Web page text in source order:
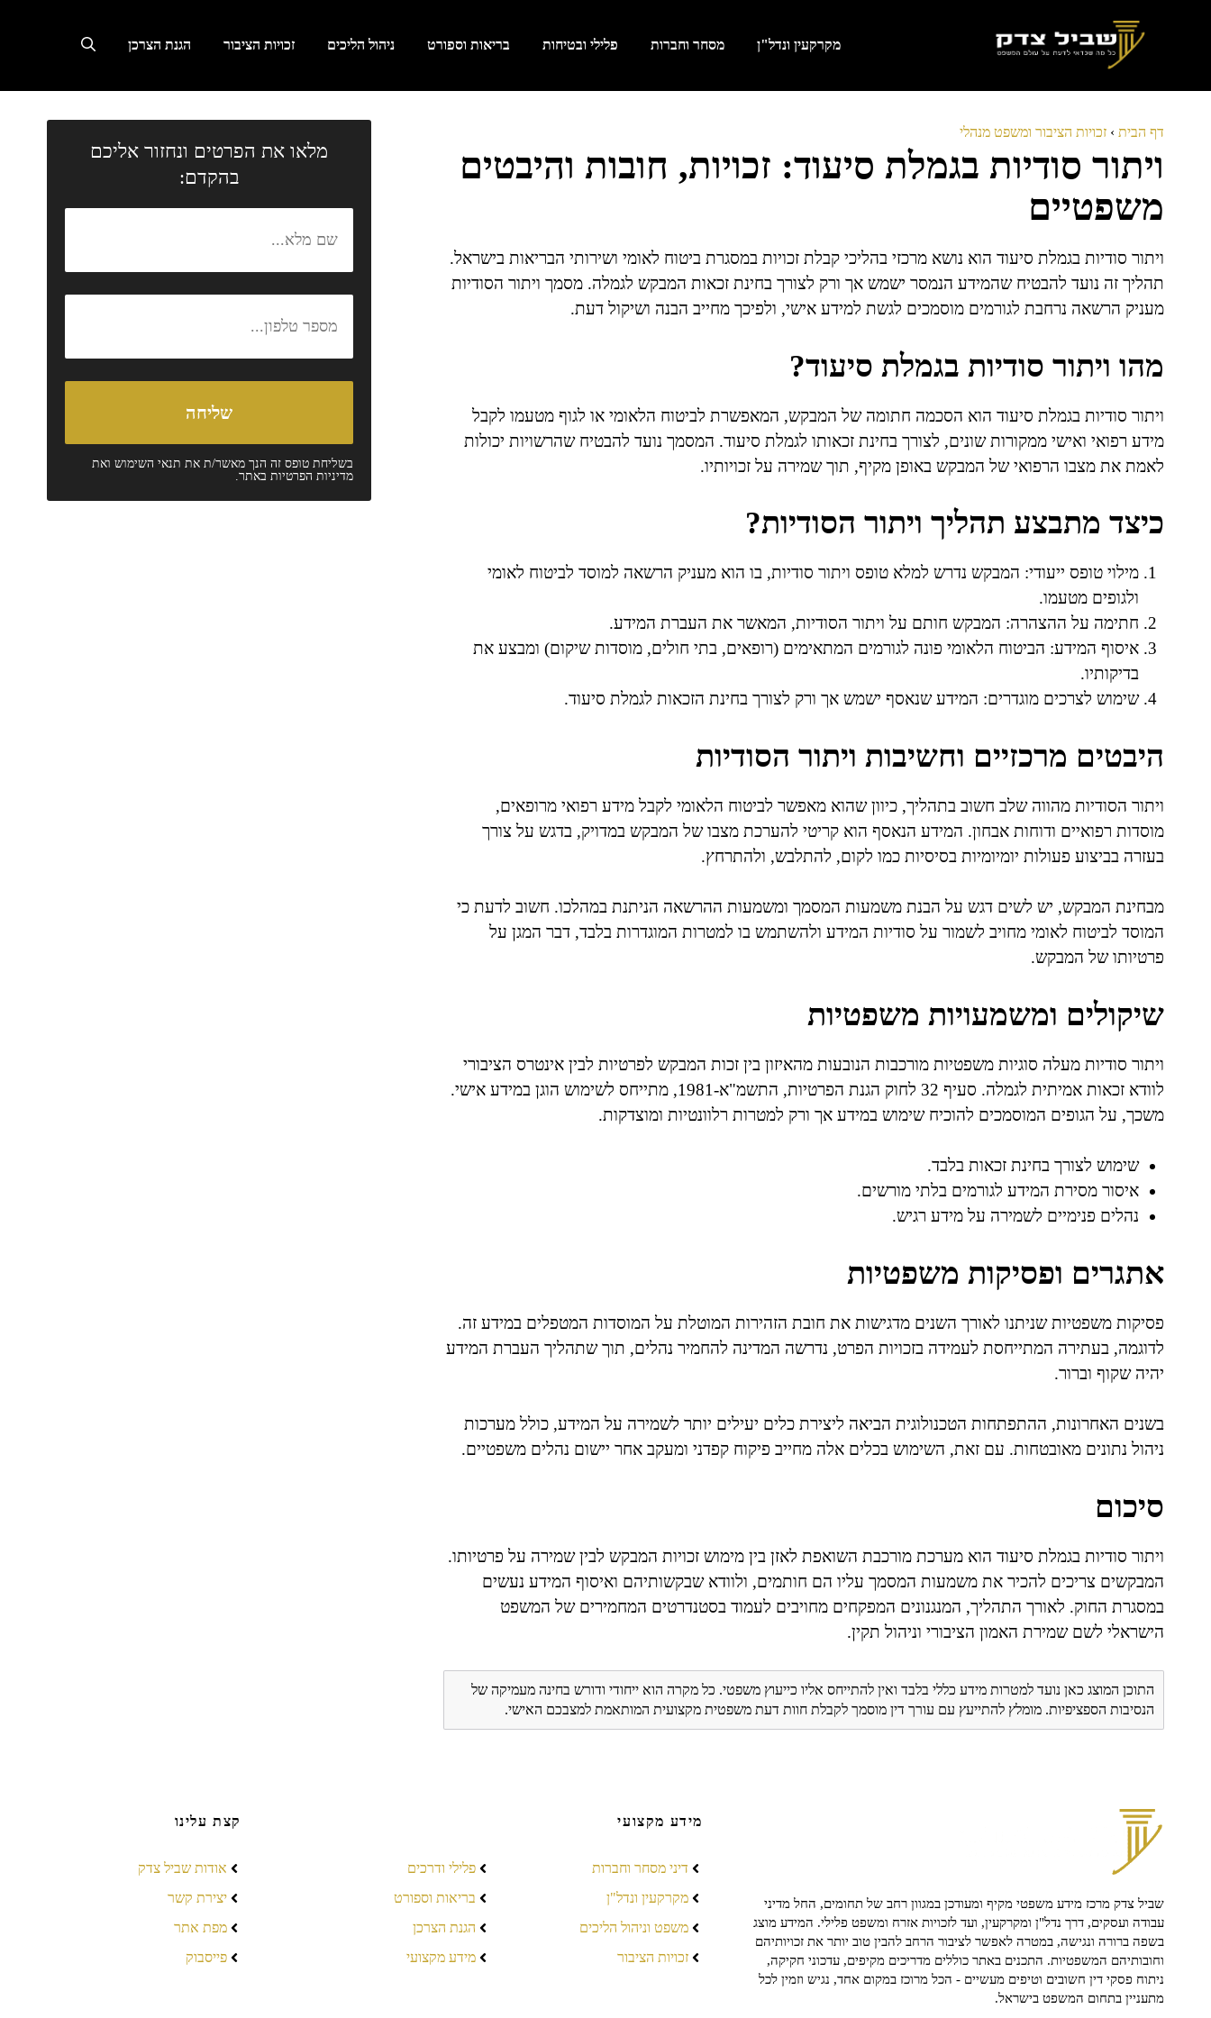
מקרקעין ונדל"ן מסחר וחברות פלילי ובטיחות בריאות וספורט ניהול הליכים זכויות הציבור הגנת הצרכן
דף הבית › זכויות הציבור ומשפט מנהלי
ויתור סודיות בגמלת סיעוד: זכויות, חובות והיבטים
משפטיים
ויתור סודיות בגמלת סיעוד הוא נושא מרכזי בהליכי קבלת זכויות במסגרת ביטוח לאומי ושירותי הבריאות בישראל.
תהליך זה נועד להבטיח שהמידע הנמסר ישמש אך ורק לצורך בחינת זכאות המבקש לגמלה. מסמך ויתור הסודיות
מעניק הרשאה נרחבת לגורמים מוסמכים לגשת למידע אישי, ולפיכך מחייב הבנה ושיקול דעת.
מהו ויתור סודיות בגמלת סיעוד?
ויתור סודיות בגמלת סיעוד הוא הסכמה חתומה של המבקש, המאפשרת לביטוח הלאומי או לגוף מטעמו לקבל
מידע רפואי ואישי ממקורות שונים, לצורך בחינת זכאותו לגמלת סיעוד. המסמך נועד להבטיח שהרשויות יכולות
לאמת את מצבו הרפואי של המבקש באופן מקיף, תוך שמירה על זכויותיו.
כיצד מתבצע תהליך ויתור הסודיות?
מילוי טופס ייעודי: המבקש נדרש למלא טופס ויתור סודיות, בו הוא מעניק הרשאה למוסד לביטוח לאומי
ולגופים מטעמו.
חתימה על ההצהרה: המבקש חותם על ויתור הסודיות, המאשר את העברת המידע.
איסוף המידע: הביטוח הלאומי פונה לגורמים המתאימים (רופאים, בתי חולים, מוסדות שיקום) ומבצע את
בדיקותיו.
שימוש לצרכים מוגדרים: המידע שנאסף ישמש אך ורק לצורך בחינת הזכאות לגמלת סיעוד.
היבטים מרכזיים וחשיבות ויתור הסודיות
ויתור הסודיות מהווה שלב חשוב בתהליך, כיוון שהוא מאפשר לביטוח הלאומי לקבל מידע רפואי מרופאים,
מוסדות רפואיים ודוחות אבחון. המידע הנאסף הוא קריטי להערכת מצבו של המבקש במדויק, בדגש על צורך
בעזרה בביצוע פעולות יומיומיות בסיסיות כמו לקום, להתלבש, ולהתרחץ.
מבחינת המבקש, יש לשים דגש על הבנת משמעות המסמך ומשמעות ההרשאה הניתנת במהלכו. חשוב לדעת כי
המוסד לביטוח לאומי מחויב לשמור על סודיות המידע ולהשתמש בו למטרות המוגדרות בלבד, דבר המגן על
פרטיותו של המבקש.
שיקולים ומשמעויות משפטיות
ויתור סודיות מעלה סוגיות משפטיות מורכבות הנובעות מהאיזון בין זכות המבקש לפרטיות לבין אינטרס הציבורי
לוודא זכאות אמיתית לגמלה. סעיף 32 לחוק הגנת הפרטיות, התשמ"א-1981, מתייחס לשימוש הוגן במידע אישי.
משכך, על הגופים המוסמכים להוכיח שימוש במידע אך ורק למטרות רלוונטיות ומוצדקות.
שימוש לצורך בחינת זכאות בלבד.
איסור מסירת המידע לגורמים בלתי מורשים.
נהלים פנימיים לשמירה על מידע רגיש.
אתגרים ופסיקות משפטיות
פסיקות משפטיות שניתנו לאורך השנים מדגישות את חובת הזהירות המוטלת על המוסדות המטפלים במידע זה.
לדוגמה, בעתירה המתייחסת לעמידה בזכויות הפרט, נדרשה המדינה להחמיר נהלים, תוך שתהליך העברת המידע
יהיה שקוף וברור.
בשנים האחרונות, ההתפתחות הטכנולוגית הביאה ליצירת כלים יעילים יותר לשמירה על המידע, כולל מערכות
ניהול נתונים מאובטחות. עם זאת, השימוש בכלים אלה מחייב פיקוח קפדני ומעקב אחר יישום נהלים משפטיים.
סיכום
ויתור סודיות בגמלת סיעוד הוא מערכת מורכבת השואפת לאזן בין מימוש זכויות המבקש לבין שמירה על פרטיותו.
המבקשים צריכים להכיר את משמעות המסמך עליו הם חותמים, ולוודא שבקשותיהם ואיסוף המידע נעשים
במסגרת החוק. לאורך התהליך, המנגנונים המפקחים מחויבים לעמוד בסטנדרטים המחמירים של המשפט
הישראלי לשם שמירת האמון הציבורי וניהול תקין.
התוכן המוצג כאן נועד למטרות מידע כללי בלבד ואין להתייחס אליו כייעוץ משפטי. כל מקרה הוא ייחודי ודורש בחינה מעמיקה של
הנסיבות הספציפיות. מומלץ להתייעץ עם עורך דין מוסמך לקבלת חוות דעת משפטית מקצועית המותאמת למצבכם האישי.
מלאו את הפרטים ונחזור אליכם
בהקדם:
בשליחת טופס זה הנך מאשר/ת את תנאי השימושואת
מדיניות הפרטיותבאתר.
שביל צדק מרכז מידע משפטי מקיף ומעודכן במגוון רחב של תחומים, החל מדיני
עבודה ועסקים, דרך נדל"ן ומקרקעין, ועד לזכויות אזרח ומשפט פלילי. המידע מוצג
בשפה ברורה ונגישה, במטרה לאפשר לציבור הרחב להבין טוב יותר את זכויותיהם
וחובותיהם המשפטיות. התכנים באתר כוללים מדריכים מקיפים, עדכוני חקיקה,
ניתוח פסקי דין חשובים וטיפים מעשיים - הכל מרוכז במקום אחד, נגיש וזמין לכל
מתעניין בתחום המשפט בישראל.
מידע מקצועי
דיני מסחר וחברות
מקרקעין ונדל"ן
משפט וניהול הליכים
זכויות הציבור
פלילי ודרכים
בריאות וספורט
הגנת הצרכן
מידע מקצועי
קצת עלינו
אודות שביל צדק
יצירת קשר
מפת אתר
פייסבוק